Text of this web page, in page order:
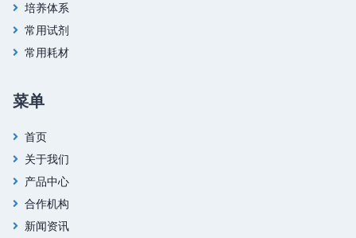
培养体系
常用试剂
常用耗材
菜单
首页
关于我们
产品中心
合作机构
新闻资讯